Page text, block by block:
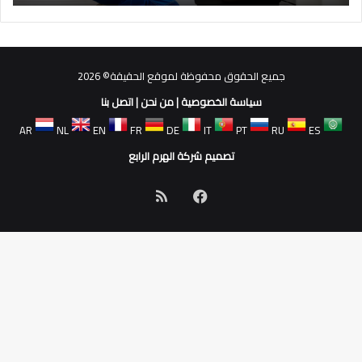
جميع الحقوق محفوظة لموقع الحقيقة© 2026
سياسة الخصوصية|من نحن|اتصل بنا
AR
NL EN FR DE IT PT RU
ES
تصميم شركة الهرم الرابع
فيسبوك
الموقع